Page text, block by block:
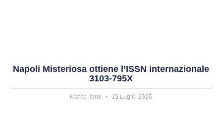
Napoli Misteriosa ottiene l’ISSN internazionale
3103-795X
Marco Ilardi 15 Luglio 2026